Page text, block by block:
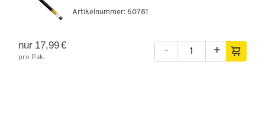
Artikelnummer: 60781
nur 17,99 €
pro Pak.
- +